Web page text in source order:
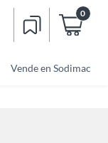
0
Vende en Sodimac